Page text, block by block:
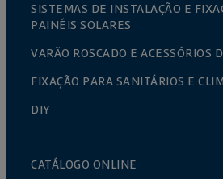
SISTEMAS DE INSTALAÇÃO E
PAINÉIS SOLARES
VARÃO ROSCADO E ACESSÓRIOS
FIXAÇÃO PARA SANITÁRIOS E
DIY
CATÁLOGO ONLINE